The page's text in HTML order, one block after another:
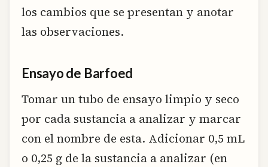
los cambios que se presentan y anotar
las observaciones.
Ensayo de Barfoed
Tomar un tubo de ensayo limpio y seco
por cada sustancia a analizar y marcar
con el nombre de esta. Adicionar 0,5 mL
o 0,25 g de la sustancia a analizar (en